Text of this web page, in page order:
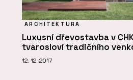
ARCHITEKTURA
Luxusní dřevostavba v
tvarosloví tradičního
12. 12. 2017